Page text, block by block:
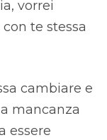
vorrei
te stessa
cambiare e
mancanza
essere